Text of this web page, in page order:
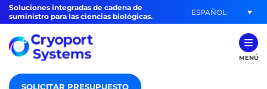
Soluciones integradas de cadena de
suministro para las ciencias biológicas.
ESPAÑOL
MENÚ
SOLICITAR PRESUPUESTO